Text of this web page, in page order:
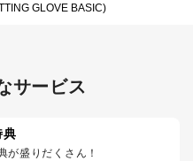
GLOVE BASIC)
サービス
典
が盛りだくさん！